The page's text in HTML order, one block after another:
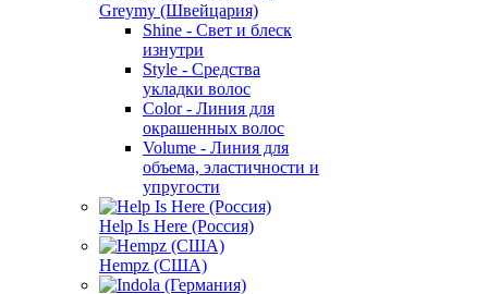
Greymy (Швейцария)
Shine - Свет и блеск
изнутри
Style - Средства
укладки волос
Color - Линия для
окрашенных волос
Volume - Линия для
объема, эластичности и
упругости
Help Is Here (Россия)
Hempz (США)